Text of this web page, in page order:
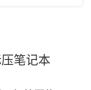
笔记本